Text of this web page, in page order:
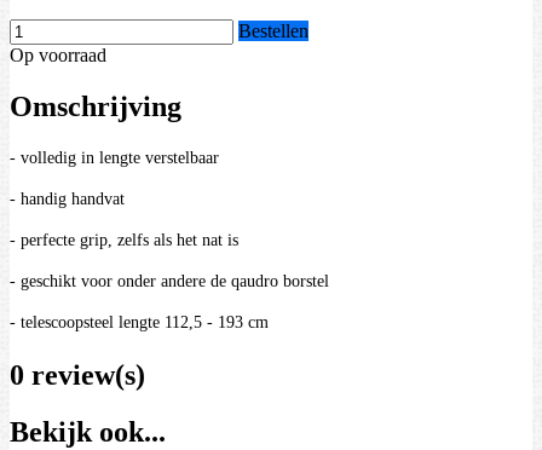
Bestellen
Op voorraad
Omschrijving
- volledig in lengte verstelbaar
- handig handvat
- perfecte grip, zelfs als het nat is
- geschikt voor onder andere de qaudro borstel
- telescoopsteel lengte 112,5 - 193 cm
0 review(s)
Bekijk ook...